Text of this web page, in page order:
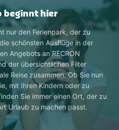
beginnt hier
nur den Ferienpark, der zu
schönsten Ausflüge in der
Angebots an RECRON
der übersichtlichen Filter
Reise zusammen. Ob Sie nun
mit Ihren Kindern oder zu
Sie immer einen Ort, der zu
Urlaub zu machen passt.